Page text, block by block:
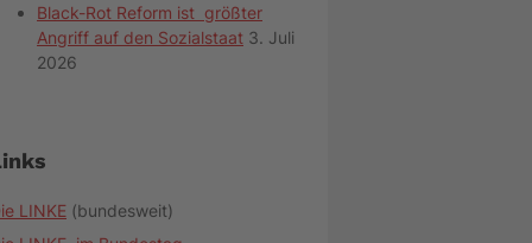
Black-Rot Reform ist größter
Angriff auf den Sozialstaat 3. Juli
2026
LINKE (bundesweit)